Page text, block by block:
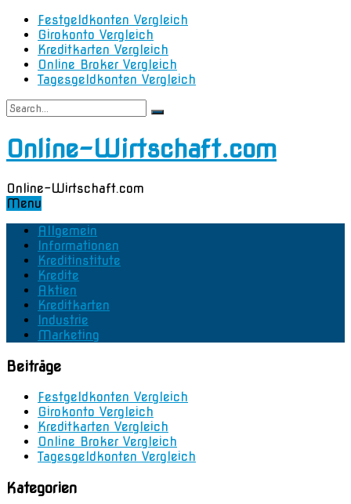
Festgeldkonten Vergleich
Girokonto Vergleich
Kreditkarten Vergleich
Online Broker Vergleich
Tagesgeldkonten Vergleich
Online-Wirtschaft.com
Online-Wirtschaft.com
Menu
Allgemein
Informationen
Kreditinstitute
Kredite
Aktien
Kreditkarten
Industrie
Marketing
Beiträge
Festgeldkonten Vergleich
Girokonto Vergleich
Kreditkarten Vergleich
Online Broker Vergleich
Tagesgeldkonten Vergleich
Kategorien